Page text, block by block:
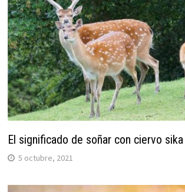
El significado de soñar con ciervo sika
5 octubre, 2021